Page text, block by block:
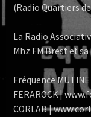
(Radio Quartiers
La Radio
Mhz FM Brest et
Fréquence
FERAROCK |
CORLAB |